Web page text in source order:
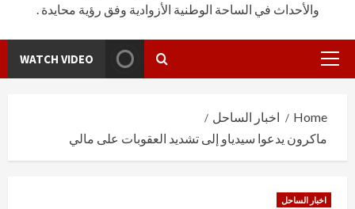
والأحداث في الساحة الوطنية الأزوادية وفق رؤية محايدة .
Primary
WATCH VIDEO
Home
اخبار الساحل
ماكرون يدعوا سيدياو إلى تشديد العقوبات على مالي
اخبار الساحل